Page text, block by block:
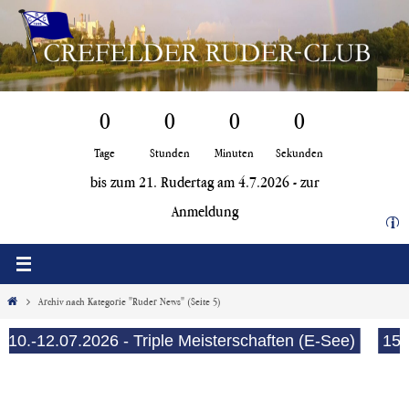
Zum
Inhalt
springen
0
Tage
0
Stunden
0
Minuten
0
Sekunden
bis zum 21. Rudertag am 4.7.2026 - zur
Anmeldung
i
Start Archiv nach Kategorie "Ruder News" (Seite 5)
- Triple Meisterschaften (E-See) 15.-